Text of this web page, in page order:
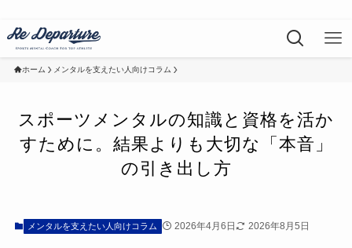
ホーム メンタルを支えたい人向けコラム
スポーツメンタルの知識と資格を活か
すために。結果よりも大切な「本音」
の引き出し方
メンタルを支えたい人向けコラム 2026年4月6日 2026年8月5日